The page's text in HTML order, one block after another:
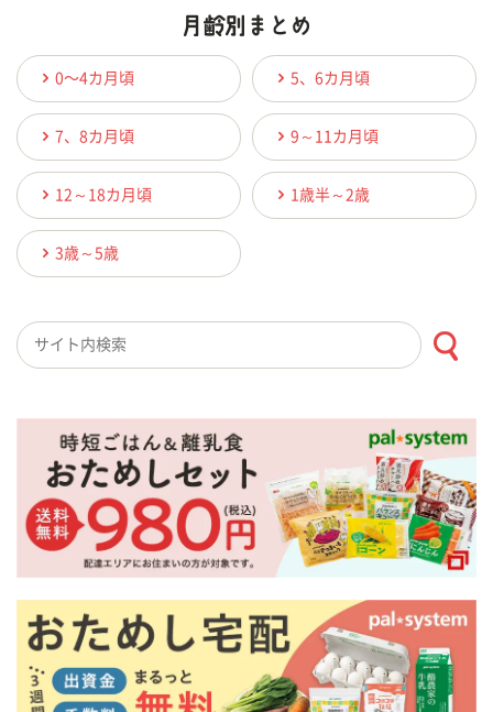
0〜4カ月頃 5、6カ月頃
7、8カ月頃 9～11カ月頃
12～18カ月頃 1歳半～2歳
3歳～5歳
検索キーワード入力